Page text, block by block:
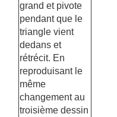
grand et pivote
pendant que le
triangle vient
dedans et
rétrécit. En
reproduisant le
même
changement au
troisième dessin